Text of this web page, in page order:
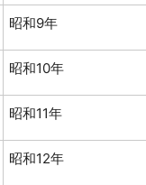
昭和9年
昭和10年
昭和11年
昭和12年